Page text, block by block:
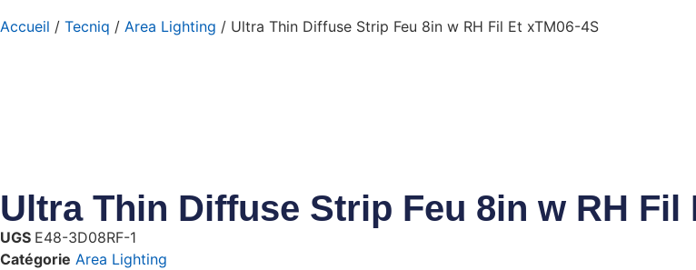
Accueil / Tecniq / Area Lighting / Ultra Thin Diffuse Strip Feu 8in w RH Fil Et xTM06-4S
Ultra Thin Diffuse Strip Feu 8in w RH Fil
UGS E48-3D08RF-1
Catégorie Area Lighting